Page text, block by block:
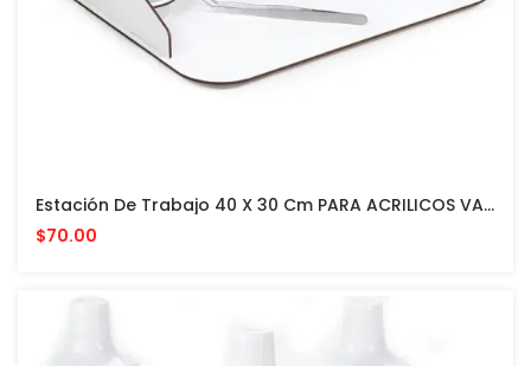
Estación De Trabajo 40 X 30 Cm PARA ACRILICOS VALLEJO Y ACCESORIOS
$70.00